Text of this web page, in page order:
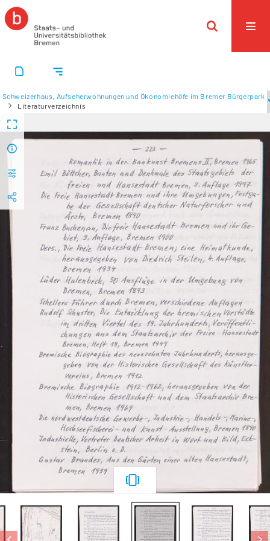
Schweizerhaus, Aufseherwohnungen und Ökonomiehöfe im Bremer Bürgerpark
Literaturverzeichnis